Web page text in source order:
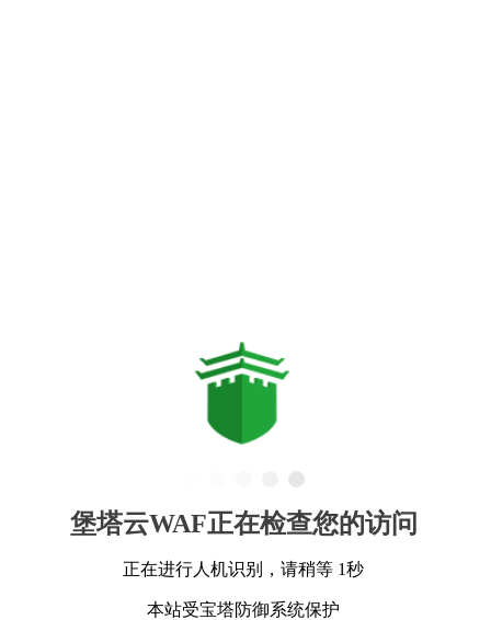
堡塔云WAF正在检查您的访问
正在进行人机识别，请稍等 1秒
本站受宝塔防御系统保护